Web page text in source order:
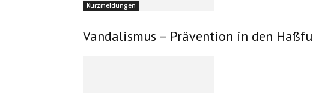
Kurzmeldungen
Vandalismus – Prävention in den